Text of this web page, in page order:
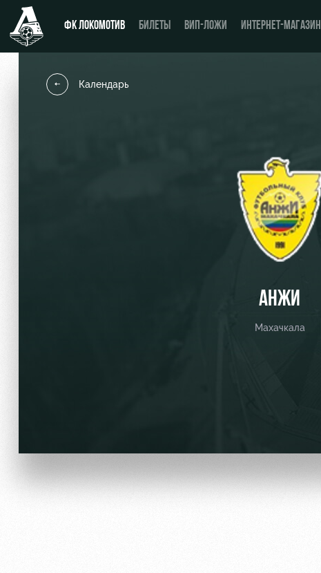
ФК ЛОКОМОТИВ БИЛЕТЫ ВИП-ЛОЖИ ИНТЕРНЕТ-МАГАЗИН
ВИП-ЛОЖИ
ВИП-ЗОНЫ
СЕМЕЙНЫЙ СЕКТОР
Места для МГН
Академия
Как поступить
Заставки
Парковка
Календарь
АНЖИ
Махачкала